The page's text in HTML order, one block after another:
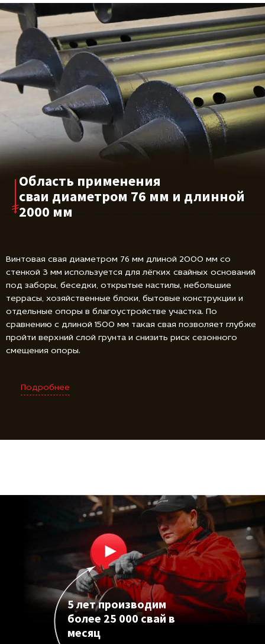
Область применения
сваи диаметром 76 мм и длинной
2000 мм
Винтовая свая диаметром 76 мм длиной 2000 мм со
стенкой 3 мм используется для лёгких свайных оснований
под заборы, беседки, открытые настилы, небольшие
террасы, хозяйственные блоки, бытовые конструкции и
отдельные опоры в благоустройстве участка. По
сравнению с длиной 1500 мм такая свая позволяет глубже
пройти верхний слой грунта и снизить риск сезонного
смещения опоры.
Подробнее
5 лет производим
более 25 000 свай в
месяц